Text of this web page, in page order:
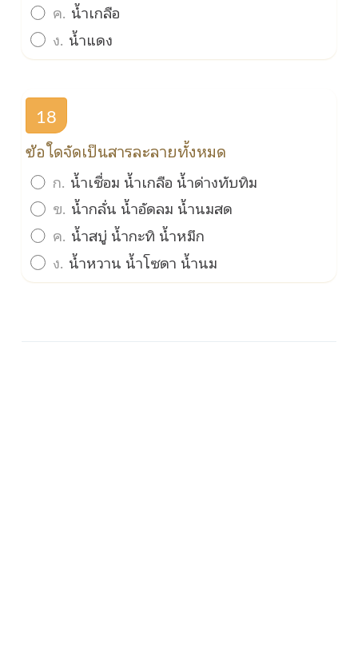
ค. น้ำเกลือ
ง. น้ำแดง
18
ข้อใดจัดเป็นสารละลายทั้งหมด
ก. น้ำเชื่อม น้ำเกลือ น้ำด่างทับทิม
ข. น้ำกลั่น น้ำอัดลม น้ำนมสด
ค. น้ำสบู่ น้ำกะทิ น้ำหมึก
ง. น้ำหวาน น้ำโซดา น้ำนม